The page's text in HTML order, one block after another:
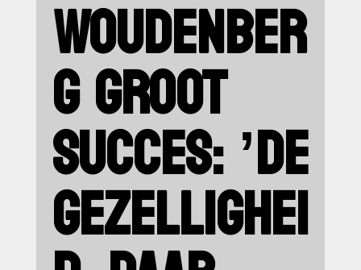
WOUDENBER
G GROOT
SUCCES: ’DE
GEZELLIGHEI